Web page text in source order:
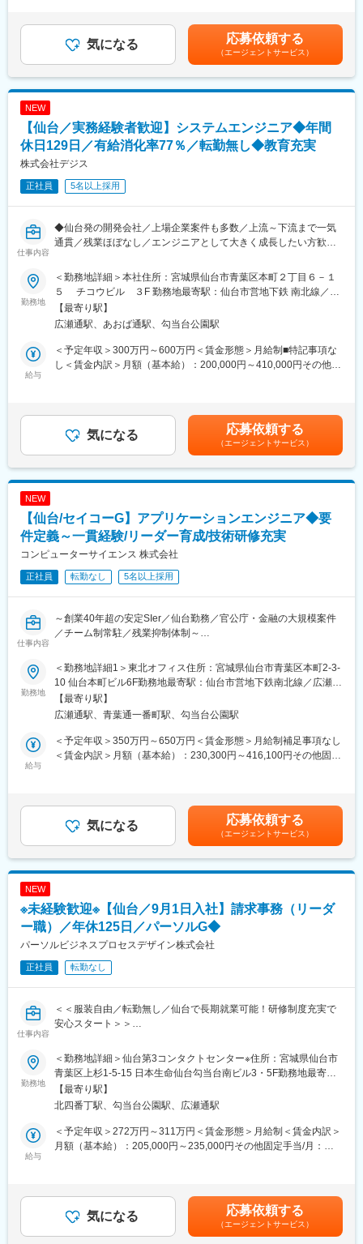
も、新しいことに挑戦するチャレンジングな風土があます。
変更の範囲：会社の定める業務
◇テスト・検証
・受け入れテスト
・SQL解析による不具合調査・修正
◇実装関連（Javaを想定した軽微な改修）
・既存ロジックの修正
■当社の魅力：
◎多様な案件と技術でスキルアップできる環境
・業界最大級5,100社との取引ネットワーク
・幅広い技術領域の経験を積める環境
◎スキルと努力が正当に評価される制度
・透明性の高い評価基準に基づき、給与・キャリアに反映
・結果だけでなく、努力・成長過程も評価
◎キャリア成長を後押しする育成環境
・資格取得支援約300種類対応
■研修制度：
キャリアアップを本気で支援する「Be-Pro研修」
技術習得に専念できる短期集中コース。Webアプリ開発に必要な
実務スキルを短期間で習得できます。
基本情報／応用情報／Java資格など10以上の資格に対応し、教
材・受験料・合格お祝い金を支給して取得を支援します。
変更の範囲：会社の定める業務
性があります。月給(月額)は固定手当を含めた表記です。
気になる 応募依頼する
（エージェントサービス）
NEW
【仙台／実務経験者歓迎】システムエンジニア◆年間
休日129日／有給消化率77％／転勤無し◆教育充実
株式会社デジス
正社員 5名以上採用
仕事内容
◆仙台発の開発会社／上場企業案件も多数／上流～下流まで一気
通貫／残業ほぼなし／エンジニアとして大きく成長したい方歓迎
■担当業務：
SEとして、設計・PG・テストをご担当いただきます。経験が豊
富な方は、要件定義やPM/PL等もご担当いただきます。
Web系システムや基幹システムの開発を上流～下流まで経験をす
ることが可能です。クライアントも上場会社を含み、大規模案件
や様々な業界の案件を担当いただきます。
躍！
・充実した研修・スキルアップ支援で、20～30代前半でリーダー
として活躍できます！
る案件があります。
上流工程を担当できる機会やPM/PLとして活躍できる機会が多数
あります。
プロジェクト例：
・ECサイト開発 ・人事評価システム開発 ・コンテンツ一元管理
システム開発 等
VB.NET、JavaScript（jQuery、Vue.js、React）、CSS 等
DB：PostgreSQL、MySQL、SQL Server、Oracle 等
インフラ・技術：クラウド（AWS）、コンテナ（Docker）、仮想
マシン（VMWare、VirtualBox） 等
■はたらき方：
◎残業ほぼ無し（繁閑があるため、年間平均は4時間）
◎服装自由、転勤無し、フルリモートワーク実績あり（応相談）
を一緒に考えます。
変更の範囲：会社の定める業務
勤務地
＜勤務地詳細＞本社住所：宮城県仙台市青葉区本町２丁目６－１
５ チコウビル ３F 勤務地最寄駅：仙台市営地下鉄 南北線／広
瀬通駅受動喫煙対策：屋内全面禁煙変更の範囲：会社の定める事
業所（リモートワーク含む）
【最寄り駅】
広瀬通駅、あおば通駅、勾当台公園駅
給与
＜予定年収＞300万円～600万円＜賃金形態＞月給制■特記事項な
し＜賃金内訳＞月額（基本給）：200,000円～410,000円その他固
無＞有＜残業手当＞有＜給与補足＞※月収は経験、技能考慮の上決
定致します。■諸手当：配偶者手当、子供手当、交通費、精勤手
当、通信費他賃金はあくまでも目安の金額であり、選考を通じて
上下する可能性があります。月給(月額)は固定手当を含めた表記で
す。
気になる 応募依頼する
（エージェントサービス）
NEW
【仙台/セイコーG】アプリケーションエンジニア◆要
件定義～一貫経験/リーダー育成/技術研修充実
コンピューターサイエンス 株式会社
正社員 転勤なし 5名以上採用
仕事内容
～創業40年超の安定SIer／仙台勤務／官公庁・金融の大規模案件
／チーム制常駐／残業抑制体制～
◎一人常駐なし×段階的にリーダーへ｜技術も裁量も広がる環境
◎定着率90％超｜残業管理・福利厚生が整った“長く働ける会社”
■募集背景
官公庁DXや金融・エネルギー業界を中心に、仙台拠点への開発需
要が年々拡大しています。地場企業支援と首都圏大手案件の双方
を担う中で、将来の中核エンジニアとして長くご活躍いただける
■業務概要
アプリケーションエンジニアとして、Web／業務系システムやデ
ータ分析基盤の開発を担当します。要件定義から保守まで一貫し
・Webアプリケーション、業務システムの設計・開発・保守
・データ分析／DX推進基盤の構築・運用
・担当フェーズ：要件定義、基本設計、詳細設計、実装、テス
ト、リリース、保守
・官公庁、生保・損保、エネルギー、小売など社会基盤を支える
■組織体制
リーダーのフォローのもと安心して業務に取り組めます。中途入
社社員も多く、なじみやすい環境です。
■キャリアパス
まずは得意領域で開発経験を積み、上流工程やリーダー業務へ段
階的にステップアップ。技術とマネジメントを両立する“プレイン
グリーダー”としての成長を支援します。
仕組みがあります。リモート併用案件もあり、仙台で腰を据えて
働ける環境です。
勤務地
＜勤務地詳細1＞東北オフィス住所：宮城県仙台市青葉区本町2-3-
10 仙台本町ビル6F勤務地最寄駅：仙台市営地下鉄南北線／広瀬通
駅受動喫煙対策：屋内喫煙可能場所あり＜勤務地詳細2＞宮城県
（仙台市）顧客先住所：宮城県仙台市 受動喫煙対策：屋内喫煙可
む）
【最寄り駅】
広瀬通駅、青葉通一番町駅、勾当台公園駅
給与
＜予定年収＞350万円～650万円＜賃金形態＞月給制補足事項なし
＜賃金内訳＞月額（基本給）：230,300円～416,100円その他固定
決算賞与あり■残業代全額支給賃金はあくまでも目安の金額であ
り、選考を通じて上下する可能性があります。月給(月額)は固定手
気になる 応募依頼する
（エージェントサービス）
NEW
※未経験歓迎※【仙台／9月1日入社】請求事務（リーダ
ー職）／年休125日／パーソルG◆
パーソルビジネスプロセスデザイン株式会社
正社員 転勤なし
仕事内容
＜＜服装自由／転勤無し／仙台で長期就業可能！研修制度充実で
安心スタート＞＞
■業務概要
・派遣スタッフ様の勤怠確定前の処理、請求書発行
・原本郵送・専用システムへのアップロード・PDFのメール送
信・FAX対応および担当営業・アシスタント・企業担当者との連
絡、確認、派遣スタッフ様の給料や請求金額に関するデータ修正
や再発行対応も含みます。
・出張に伴う経費や交通費の「立替金」、インセンティブやお昼
代控除などの「調整金」入力処理
・派遣スタッフ様から提出された勤怠データの取込、不備確認作
勤務地
＜勤務地詳細＞仙台第3コンタクトセンター※住所：宮城県仙台市
青葉区上杉1-5-15 日本生命仙台勾当台南ビル3・5F勤務地最寄
駅：仙台市営地下鉄南北線／北四番丁駅受動喫煙対策：屋内喫煙
可能場所あり変更の範囲：無
【最寄り駅】
北四番丁駅、勾当台公園駅、広瀬通駅
給与
＜予定年収＞272万円～311万円＜賃金形態＞月給制＜賃金内訳＞
月額（基本給）：205,000円～235,000円その他固定手当/月：
額であり、選考を通じて上下する可能性があります。月給(月額)は
固定手当を含めた表記です。
気になる 応募依頼する
（エージェントサービス）